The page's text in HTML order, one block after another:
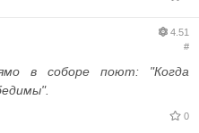
4.51
#
в соборе поют: "Когда
0